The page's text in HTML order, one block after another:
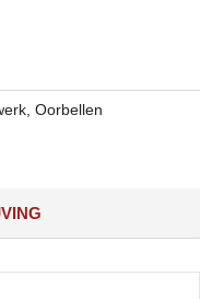
Oorbellen